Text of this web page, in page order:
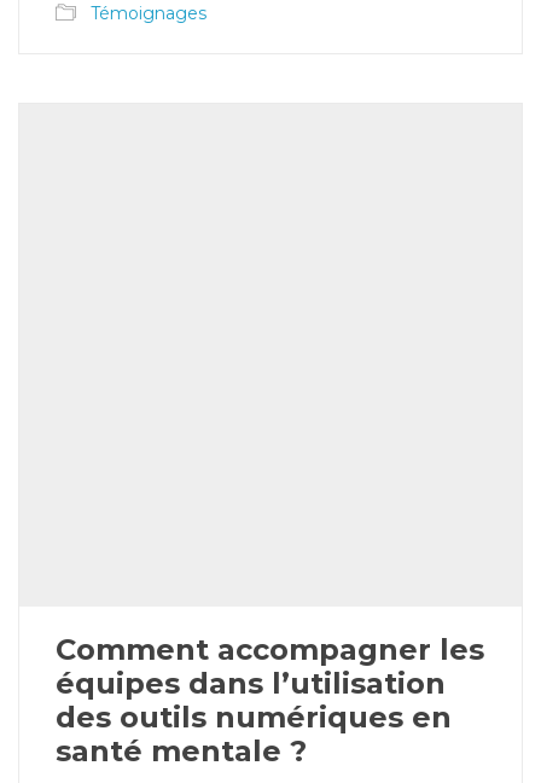
Témoignages
Comment accompagner les
équipes dans l’utilisation
des outils numériques en
santé mentale ?